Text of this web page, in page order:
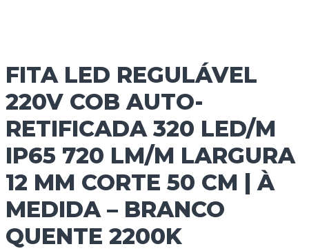
FITA LED REGULÁVEL
220V COB AUTO-
RETIFICADA 320 LED/M
IP65 720 LM/M LARGURA
12 MM CORTE 50 CM | À
MEDIDA – BRANCO
QUENTE 2200K